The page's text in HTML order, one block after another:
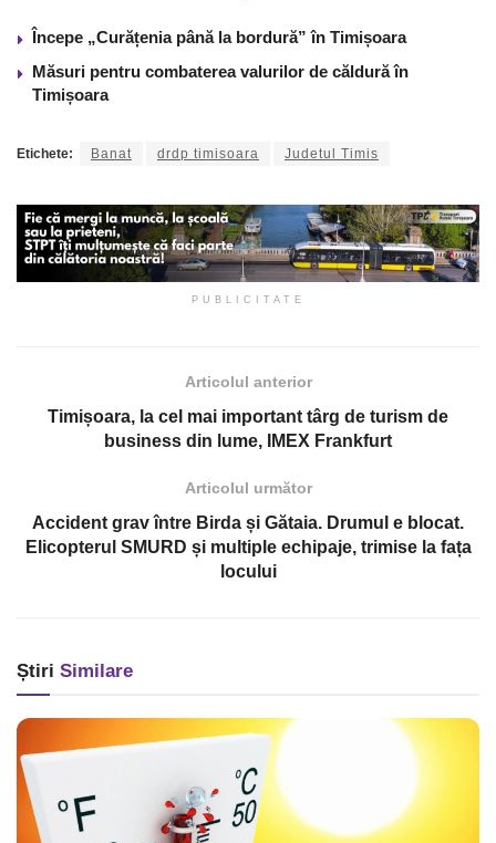
Începe „Curățenia până la bordură” în Timișoara
Măsuri pentru combaterea valurilor de căldură în
Timișoara
Etichete: Banat drdp timisoara Judetul Timis
PUBLICITATE
Articolul anterior
Timișoara, la cel mai important târg de turism de
business din lume, IMEX Frankfurt
Articolul următor
Accident grav între Birda și Gătaia. Drumul e blocat.
Elicopterul SMURD și multiple echipaje, trimise la fața
locului
Știri Similare